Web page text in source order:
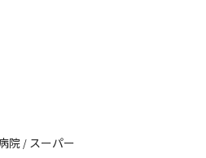
院 / スーパー